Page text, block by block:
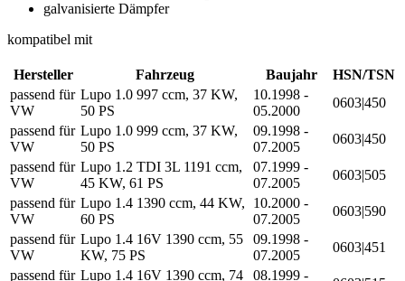
galvanisierte Dämpfer
kompatibel mit
Hersteller Fahrzeug Baujahr
HSN/TSN
passend für
VW
Lupo 1.0 997 ccm, 37 KW,
50 PS
10.1998 -
05.2000
0603|450
passend für
VW
Lupo 1.0 999 ccm, 37 KW,
50 PS
09.1998 -
07.2005
0603|450
passend für
VW
Lupo 1.2 TDI 3L 1191 ccm,
45 KW, 61 PS
07.1999 -
07.2005
0603|505
passend für
VW
Lupo 1.4 1390 ccm, 44 KW,
60 PS
10.2000 -
07.2005
0603|590
passend für
VW
Lupo 1.4 16V 1390 ccm, 55
KW, 75 PS
09.1998 -
07.2005
0603|451
passend für Lupo 1.4 16V 1390 ccm, 74
08.1999 -